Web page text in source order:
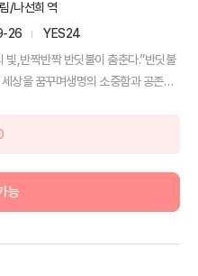
/나선희 역
26
YES24
빛,반짝반짝 반딧불이 춤춘다.”반딧불
상을 꿈꾸며생명의 소중함과 공존을
능